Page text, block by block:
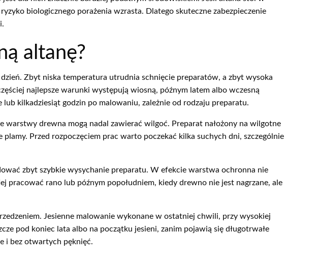
biologicznego porażenia wzrasta. Dlatego skuteczne zabezpieczenie
altanę?
Zbyt niska temperatura utrudnia schnięcie preparatów, a zbyt wysoka
najlepsze warunki występują wiosną, późnym latem albo wczesną
kilkadziesiąt godzin po malowaniu, zależnie od rodzaju preparatu.
warstwy drewna mogą nadal zawierać wilgoć. Preparat nałożony na wilgotne
Przed rozpoczęciem prac warto poczekać kilka suchych dni, szczególnie
zbyt szybkie wysychanie preparatu. W efekcie warstwa ochronna nie
pracować rano lub późnym popołudniem, kiedy drewno nie jest nagrzane, ale
Jesienne malowanie wykonane w ostatniej chwili, przy wysokiej
pod koniec lata albo na początku jesieni, zanim pojawią się długotrwałe
i bez otwartych pęknięć.